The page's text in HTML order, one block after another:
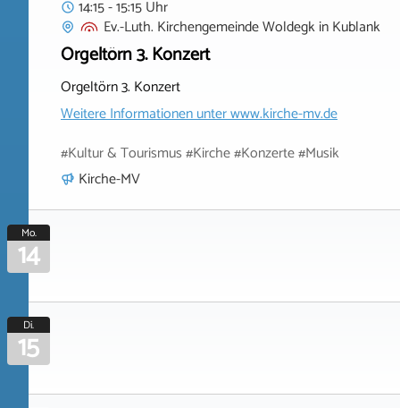
14:15 - 15:15 Uhr
Ev.-Luth. Kirchengemeinde WoldegkinKublank
Orgeltörn 3. Konzert
Orgeltörn 3. Konzert
Weitere Informationen unterwww.kirche-mv.de
#Kultur & Tourismus #Kirche #Konzerte #Musik
Kirche-MV
Mo.
14
Di.
15